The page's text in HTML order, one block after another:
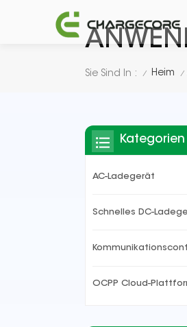
Sie Sind In : / Heim /
Kategorien
AC-Ladegerät
Schnelles DC-
OCPP Cloud-